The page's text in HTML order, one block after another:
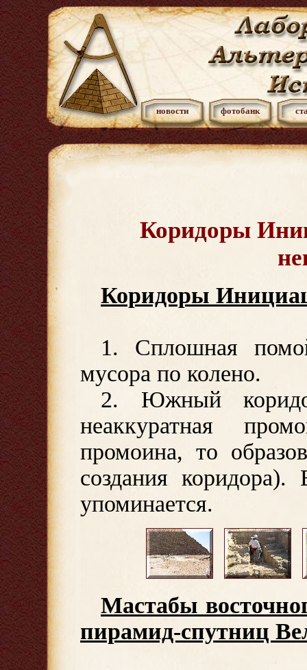
новости фотобанк
Коридоры
Коридоры
1. Сплошная
мусора по колено.
2. Южный
неаккуратная
промоина, то
создания
упоминается.
Мастабы
пирамид-спутниц